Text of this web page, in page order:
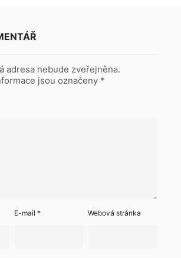
adresa nebude zveřejněna.
jsou označeny *
E-mail* Webová stránka